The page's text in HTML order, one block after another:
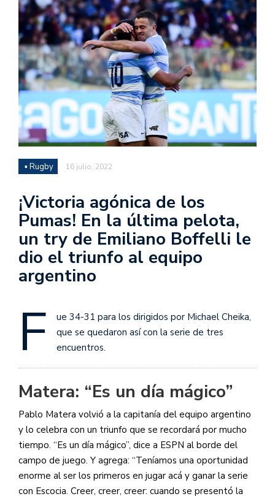
▪ Rugby 16 julio, 2022
¡Victoria agónica de los
Pumas! En la última pelota,
un try de Emiliano Boffelli le
dio el triunfo al equipo
argentino
F
ue 34-31 para los dirigidos por Michael Cheika,
que se quedaron así con la serie de tres
encuentros.
Matera: “Es un día mágico”
Pablo Matera volvió a la capitanía del equipo argentino
y lo celebra con un triunfo que se recordará por mucho
tiempo. “Es un día mágico”, dice a ESPN al borde del
campo de juego. Y agrega: “Teníamos una oportunidad
enorme al ser los primeros en jugar acá y ganar la serie
con Escocia. Creer, creer, creer: cuando se presentó la